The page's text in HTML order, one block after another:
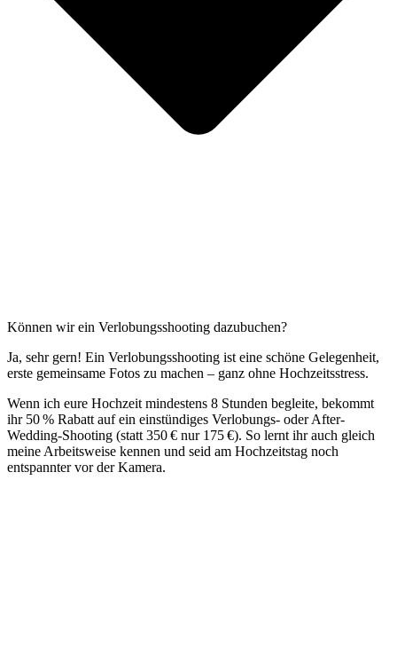
Können wir ein Verlobungsshooting dazubuchen?
Ja, sehr gern! Ein Verlobungsshooting ist eine schöne Gelegenheit,
erste gemeinsame Fotos zu machen – ganz ohne Hochzeitsstress.
Wenn ich eure Hochzeit mindestens 8 Stunden begleite, bekommt
ihr 50 % Rabatt auf ein einstündiges Verlobungs- oder After-
Wedding-Shooting (statt 350 € nur 175 €). So lernt ihr auch gleich
meine Arbeitsweise kennen und seid am Hochzeitstag noch
entspannter vor der Kamera.